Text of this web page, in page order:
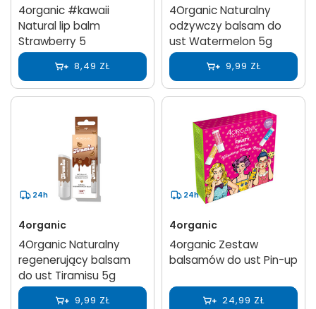
4organic #kawaii
Natural lip balm
Strawberry 5
8,49 ZŁ
4Organic Naturalny
odżywczy balsam do
ust Watermelon 5g
9,99 ZŁ
24h
4organic
4Organic Naturalny
regenerujący balsam
do ust Tiramisu 5g
9,99 ZŁ
24h
4organic
4organic Zestaw
balsamów do ust Pin-up
24,99 ZŁ